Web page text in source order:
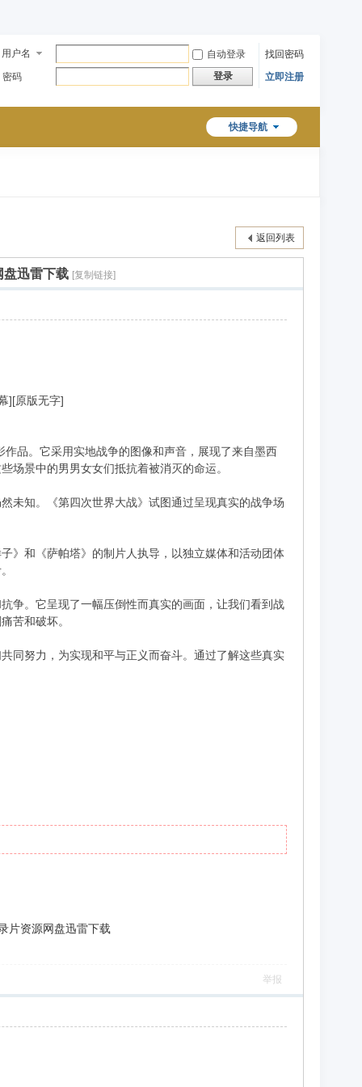
用户名 自动登录
找回密码
密码
登录 立即注册
快捷导航
返回列表
迅雷下载 [复制链接]
][原版无字]
品。它采用实地战争的图像和声音，展现了来自墨西
场景中的男男女女们抵抗着被消灭的命运。
未知。《第四次世界大战》试图通过呈现真实的战争场
》和《萨帕塔》的制片人执导，以独立媒体和活动团体
争。它呈现了一幅压倒性而真实的画面，让我们看到战
苦和破坏。
同努力，为实现和平与正义而奋斗。通过了解这些真实
片资源网盘迅雷下载
举报